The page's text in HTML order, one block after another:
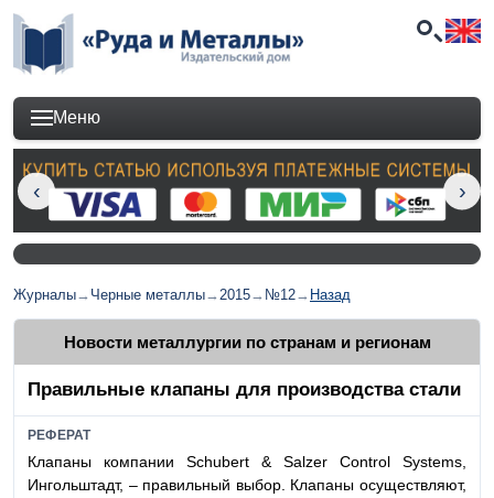
Меню
Журналы→ Черные металлы→2015→ №12→ Назад
Новости металлургии по странам и регионам
Правильные клапаны для производства стали
РЕФЕРАТ
Клапаны компании Schubert & Salzer Control Systems,
Ингольштадт, – правильный выбор. Клапаны осуществляют,